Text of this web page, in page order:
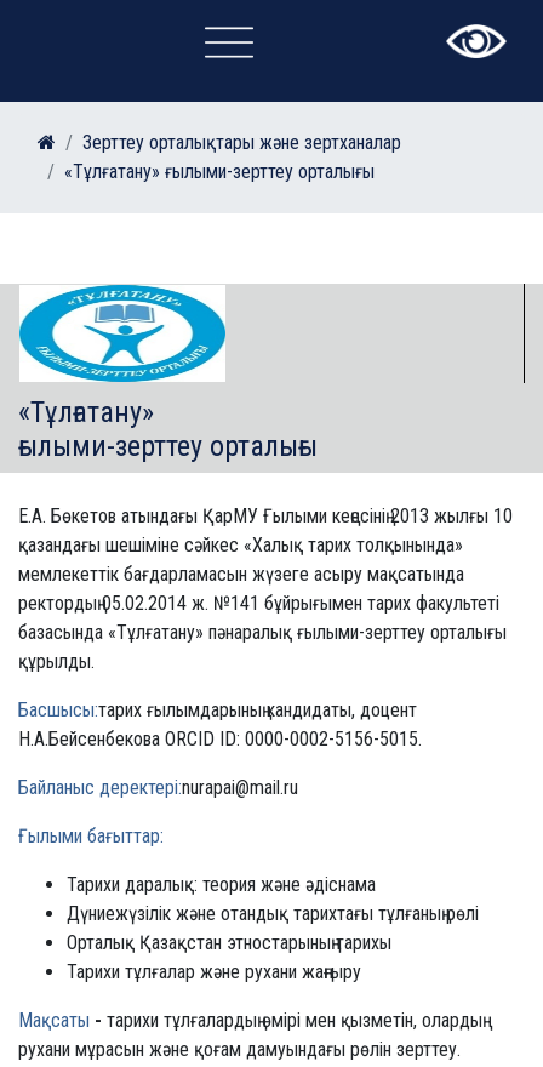
Зерттеу орталықтары және зертханалар
«Тұлғатану» ғылыми-зерттеу орталығы
«Тұлғатану»
ғылыми-зерттеу орталығы
Е.А. Бөкетов атындағы ҚарМУ Ғылыми кеңесінің 2013 жылғы 10
қазандағы шешіміне сәйкес «Халық тарих толқынында»
мемлекеттік бағдарламасын жүзеге асыру мақсатында
ректордың 05.02.2014 ж. №141 бұйрығымен тарих факультеті
базасында «Тұлғатану» пәнаралық ғылыми-зерттеу орталығы
құрылды.
Басшысы:тарих ғылымдарының кандидаты, доцент
Н.А.Бейсенбекова ORCID ID: 0000-0002-5156-5015.
Байланыс деректері:nurapai@mail.ru
Ғылыми бағыттар:
Тарихи даралық: теория және әдіснама
Дүниежүзілік және отандық тарихтағы тұлғаның рөлі
Орталық Қазақстан этностарының тарихы
Тарихи тұлғалар және рухани жаңғыру
Мақсаты - тарихи тұлғалардың өмірі мен қызметін, олардың
рухани мұрасын және қоғам дамуындағы рөлін зерттеу.